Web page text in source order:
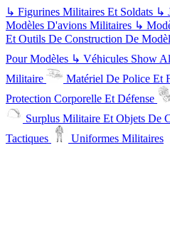
↳ Figurines Militaires Et Soldats ↳
Modèles D'avions Militaires ↳
Et Outils De Construction De
Pour Modèles ↳ Véhicules Show
Militaire
Matériel De Police Et
Protection Corporelle Et Défense
Surplus Militaire Et Objets De
Tactiques
Uniformes Militaires